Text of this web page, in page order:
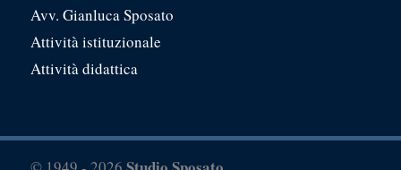
Avv. Gianluca Sposato
Attività istituzionale
Attività didattica